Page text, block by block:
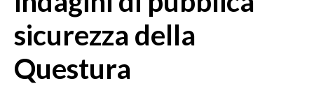
ITALIA
MONDO
POLITICA
sicurezza della
Questura